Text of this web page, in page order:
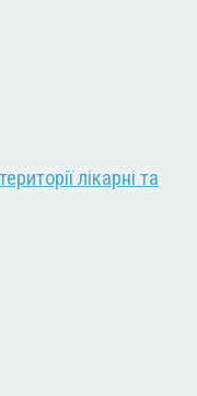
лікарні та